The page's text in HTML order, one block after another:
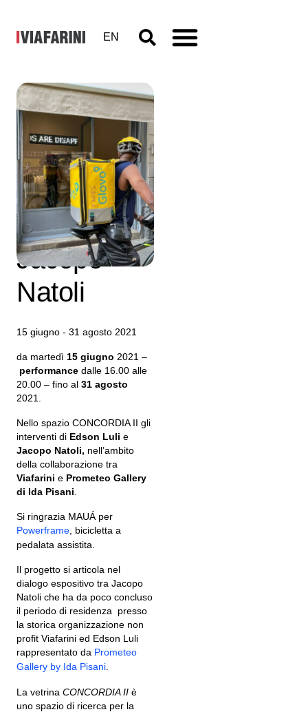
EN
Corso
Concordia
11, Edson
Luli,
Jacopo
Natoli
15 giugno - 31 agosto 2021
da martedì 15 giugno 2021 –
performance dalle 16.00 alle
20.00 – fino al 31 agosto
2021.
Nello spazio CONCORDIA II gli
interventi di Edson Luli e
Jacopo Natoli, nell’ambito
della collaborazione tra
Viafarini e Prometeo Gallery
di Ida Pisani
Si ringrazia MAUÁ per
Powerframe , bicicletta a
pedalata assistita.
Il progetto si articola nel
dialogo espositivo tra Jacopo
Natoli che ha da poco concluso
il periodo di residenza presso
la storica organizzazione non
profit Viafarini ed Edson Luli
rappresentato da Prometeo
Gallery by Ida Pisani
La vetrina CONCORDIA II è
uno spazio di ricerca per la